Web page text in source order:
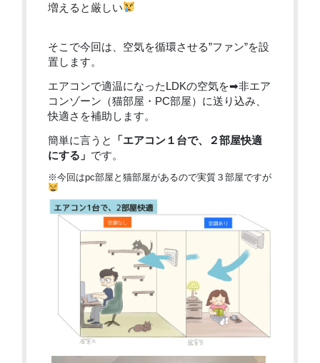
増えると厳しい
そこで今回は、空気を循環させる”ファン”を設
置します。
エアコンで適温になったLDKの空気を➡非エア
コンゾーン（猫部屋・PC部屋）に送り込み、
快適さを補助します。
簡単に言うと
「エアコン１台で、２部屋快適
にする」 です。
※今回はpc部屋と猫部屋があるので実質３部屋ですが